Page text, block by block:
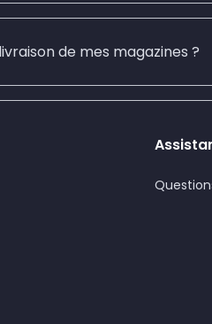
de mes magazines ?